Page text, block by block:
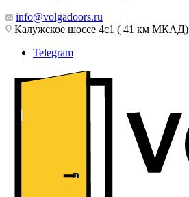
info@volgadoors.ru
Калужское шоссе 4с1 ( 41 км МКАД)
Telegram